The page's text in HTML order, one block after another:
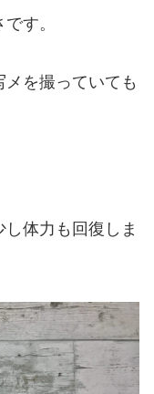
す。
を撮っていても
体力も回復しま